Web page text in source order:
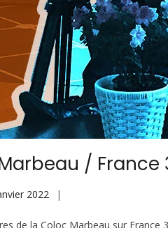
/ France
2022
de la Coloc Marbeau sur France